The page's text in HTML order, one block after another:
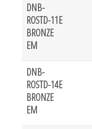
DNB-
ROSTD-11E
BRONZE
EM
DNB-
ROSTD-14E
BRONZE
EM